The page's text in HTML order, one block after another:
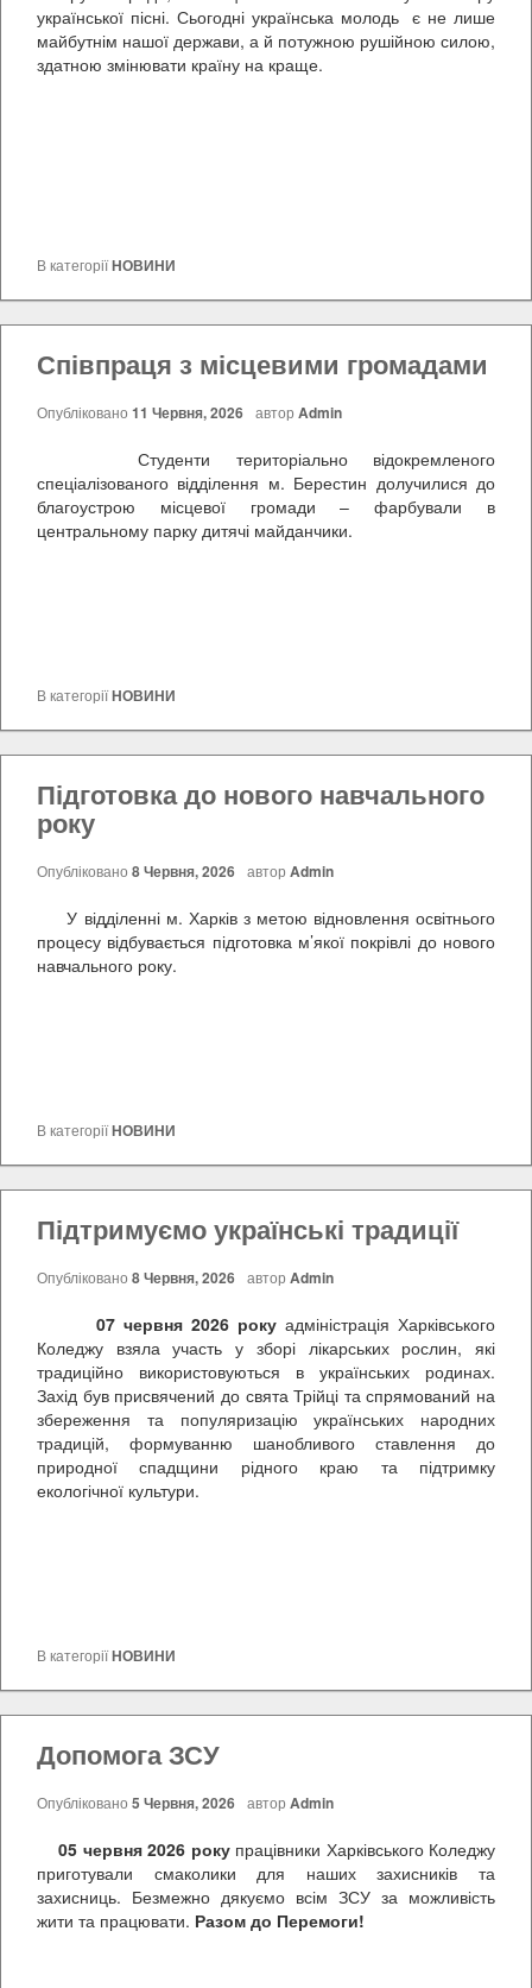
української пісні. Сьогодні українська молодь є не лише
майбутнім нашої держави, а й потужною рушійною силою,
здатною змінювати країну на краще.
В категоріїНОВИНИ
Співпраця з місцевими громадами
Опубліковано 11 Червня, 2026 автор Admin
Студенти територіально відокремленого
спеціалізованого відділення м. Берестин долучилися до
благоустрою місцевої громади – фарбували в
центральному парку дитячі майданчики.
В категоріїНОВИНИ
Підготовка до нового навчального
року
Опубліковано 8 Червня, 2026 автор Admin
У відділенні м. Харків з метою відновлення освітнього
процесу відбувається підготовка м’якої покрівлі до нового
навчального року.
В категоріїНОВИНИ
Підтримуємо українські традиції
Опубліковано 8 Червня, 2026 автор Admin
07 червня 2026 року адміністрація Харківського
Коледжу взяла участь у зборі лікарських рослин, які
традиційно використовуються в українських родинах.
Захід був присвячений до свята Трійці та спрямований на
збереження та популяризацію українських народних
традицій, формуванню шанобливого ставлення до
природної спадщини рідного краю та підтримку
екологічної культури.
В категоріїНОВИНИ
Допомога ЗСУ
Опубліковано 5 Червня, 2026 автор Admin
05 червня 2026 рокупрацівники Харківського Коледжу
приготували смаколики для наших захисників та
захисниць. Безмежно дякуємо всім ЗСУ за можливість
жити та працювати. Разом до Перемоги!